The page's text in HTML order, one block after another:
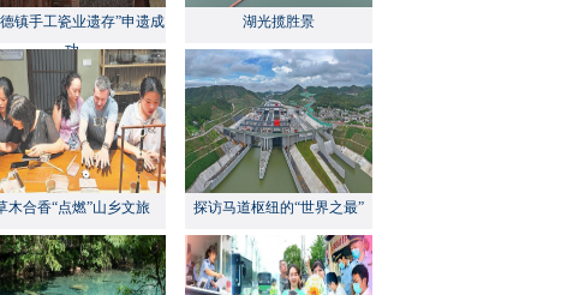
镇手工瓷业遗存”申遗成
功
湖光揽胜景
木合香“点燃”山乡文旅 探访马道枢纽的“世界之最”